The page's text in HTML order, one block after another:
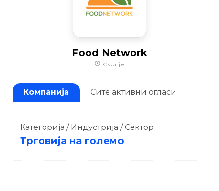
Food Network
Скопје
Компанија Сите активни огласи
Категорија / Индустрија / Сектор
Трговија на големо